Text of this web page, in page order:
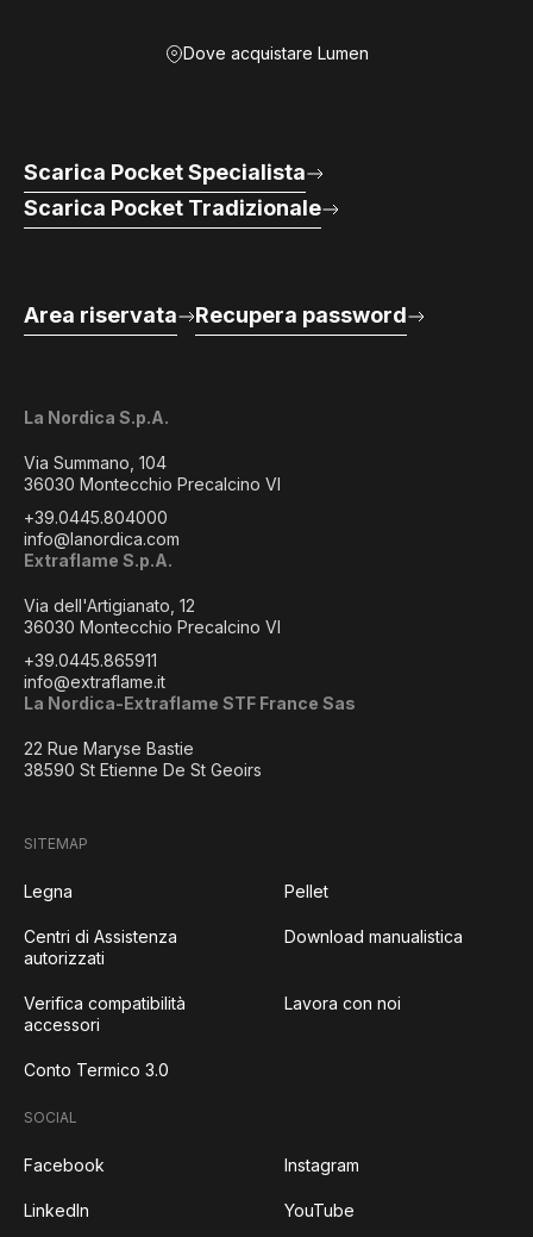
Dove acquistare Lumen
La Nordica S.p.A.
Via Summano, 104
36030 Montecchio Precalcino VI
+39.0445.804000
info@lanordica.com
Extraflame S.p.A.
Via dell'Artigianato, 12
36030 Montecchio Precalcino VI
+39.0445.865911
info@extraflame.it
La Nordica-Extraflame STF France Sas
22 Rue Maryse Bastie
38590 St Etienne De St Geoirs
Scarica Pocket Specialista
Scarica Pocket Tradizionale
Area riservata Recupera password
SITEMAP
Legna Pellet
Centri di Assistenza
autorizzati
Download manualistica
Verifica compatibilità
accessori
Lavora con noi
Conto Termico 3.0
SOCIAL
Facebook Instagram
LinkedIn YouTube